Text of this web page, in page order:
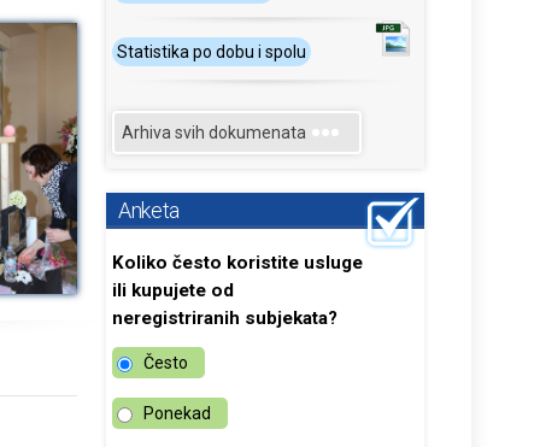
Statistika po dobu i spolu
Arhiva svih dokumenata
Anketa
Koliko često koristite usluge
ili kupujete od
neregistriranih subjekata?
Često
Ponekad